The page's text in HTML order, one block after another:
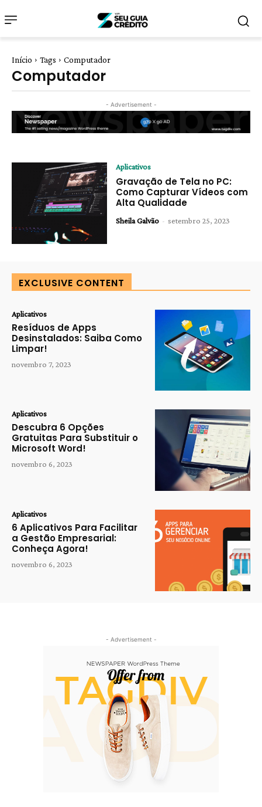
Início Tags Computador
Computador
- Advertisement -
Aplicativos
Gravação de Tela no PC:
Como Capturar Vídeos com
Alta Qualidade
Sheila Galvão - setembro 25, 2023
EXCLUSIVE CONTENT
Aplicativos
Resíduos de Apps
Desinstalados: Saiba Como
Limpar!
novembro 7, 2023
Aplicativos
Descubra 6 Opções
Gratuitas Para Substituir o
Microsoft Word!
novembro 6, 2023
Aplicativos
6 Aplicativos Para Facilitar
a Gestão Empresarial:
Conheça Agora!
novembro 6, 2023
- Advertisement -